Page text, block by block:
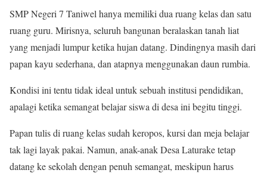
SMP Negeri 7 Taniwel hanya memiliki dua ruang kelas dan satu
ruang guru. Mirisnya, seluruh bangunan beralaskan tanah liat
yang menjadi lumpur ketika hujan datang. Dindingnya masih dari
papan kayu sederhana, dan atapnya menggunakan daun rumbia.
Kondisi ini tentu tidak ideal untuk sebuah institusi pendidikan,
apalagi ketika semangat belajar siswa di desa ini begitu tinggi.
Papan tulis di ruang kelas sudah keropos, kursi dan meja belajar
tak lagi layak pakai. Namun, anak-anak Desa Laturake tetap
datang ke sekolah dengan penuh semangat, meskipun harus